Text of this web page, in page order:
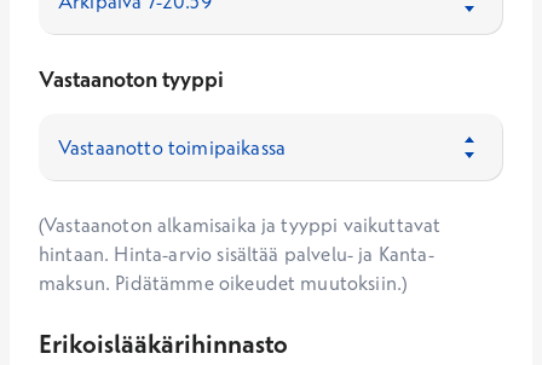
Vastaanoton tyyppi
(Vastaanoton alkamisaika ja tyyppi vaikuttavat
hintaan. Hinta-arvio sisältää palvelu- ja Kanta-
maksun. Pidätämme oikeudet muutoksiin.)
Erikoislääkärihinnasto